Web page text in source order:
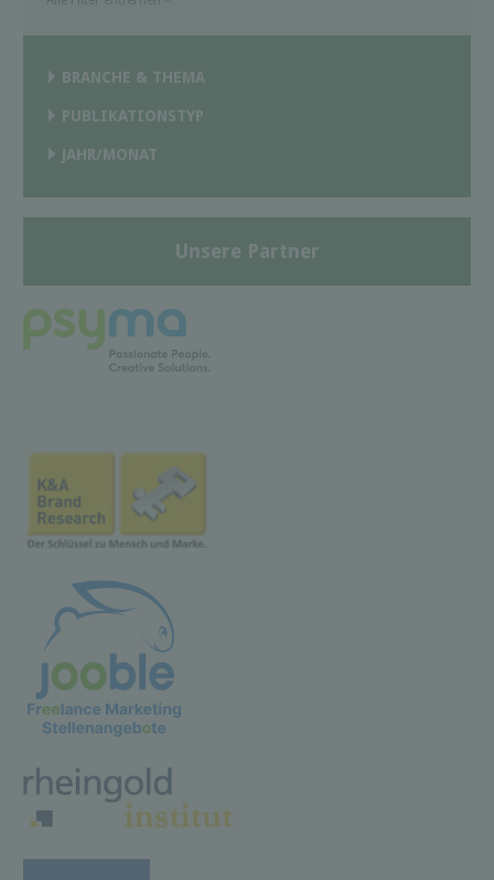
BRANCHE & THEMA
PUBLIKATIONSTYP
JAHR/MONAT
Unsere Partner